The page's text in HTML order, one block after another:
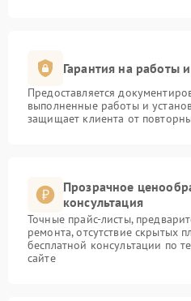
Гарантия на работы
Предоставляется
выполненные работы и
защищает клиента от
Прозрачное
консультация
Точные прайс-листы,
ремонта, отсутствие скрытых
бесплатной консультации по
сайте